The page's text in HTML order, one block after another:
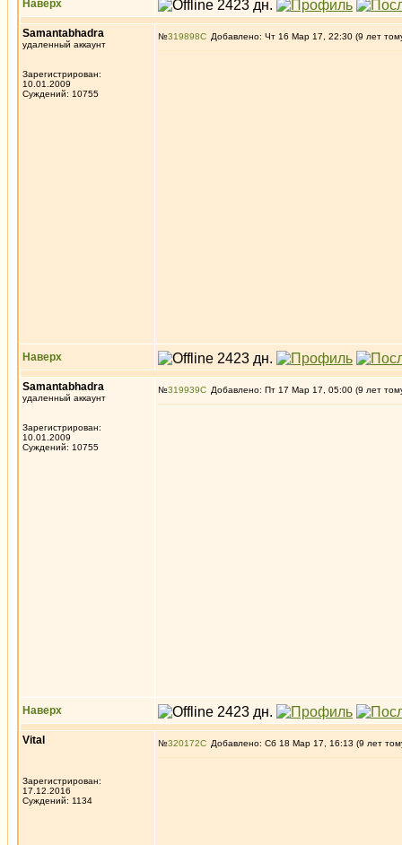
Наверх
Samantabhadra
удаленный аккаунт
Зарегистрирован:
10.01.2009
Суждений: 10755
№319898 Добавлено: Чт 16 Мар 17, 22:30 (9 лет
Наверх
Samantabhadra
удаленный аккаунт
Зарегистрирован:
10.01.2009
Суждений: 10755
№319939 Добавлено: Пт 17 Мар 17, 05:00 (9 лет
Наверх
Vital
Зарегистрирован:
17.12.2016
Суждений: 1134
№320172 Добавлено: Сб 18 Мар 17, 16:13 (9 лет